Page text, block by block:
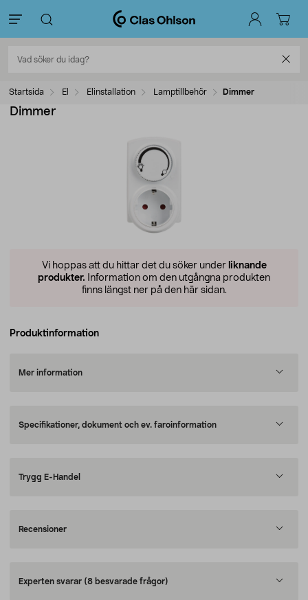
Startsida El Elinstallation Lamptillbehör Dimmer
Dimmer
Vi hoppas att du hittar det du söker under liknande
produkter. Information om den utgångna produkten
finns längst ner på den här sidan.
Produktinformation
Mer information
Specifikationer, dokument och ev. faroinformation
Trygg E-Handel
Recensioner
Experten svarar (8 besvarade frågor)